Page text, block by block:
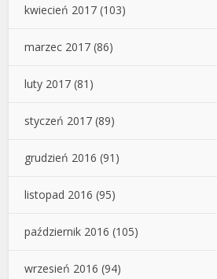
kwiecień 2017 (103)
marzec 2017 (86)
luty 2017 (81)
styczeń 2017 (89)
grudzień 2016 (91)
listopad 2016 (95)
październik 2016 (105)
wrzesień 2016 (94)